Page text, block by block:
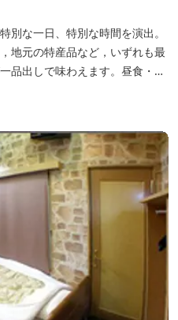
別な一日、特別な時間を演出。
地元の特産品など，いずれも最
品出しで味わえます。昼食・夕